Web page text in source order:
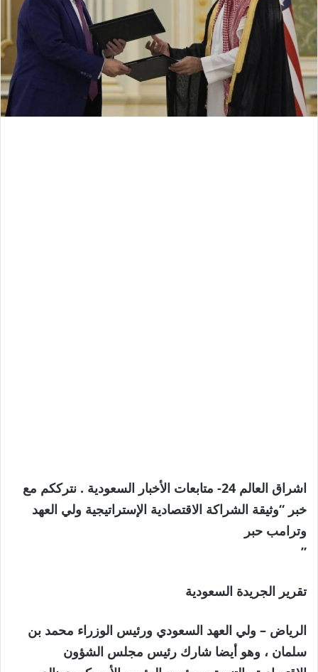
اشراق العالم 24- متابعات الأخبار السعودية . نترككم مع
خبر “وثيقة الشراكة الاقتصادية الإستراتيجية ولي العهد
وترامب حبر
”
تقرير الجريدة السعودية
الرياض – ولي العهد السعودي ورئيس الوزراء محمد بن
سلمان ، وهو أيضا شارك رئيس مجلس الشؤون